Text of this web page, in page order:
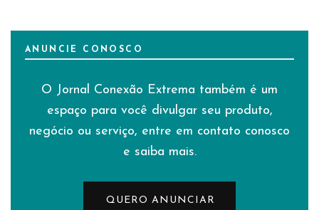
ANUNCIE CONOSCO
O Jornal Conexão Extrema também é um
espaço para você divulgar seu produto,
negócio ou serviço, entre em contato conosco
e saiba mais.
QUERO ANUNCIAR